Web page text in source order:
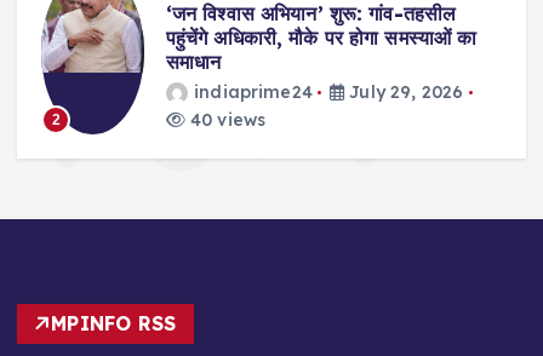
2
‘जन विश्वास अभियान’ शुरू: गांव-तहसील
पहुंचेंगे अधिकारी, मौके पर होगा समस्याओं का
समाधान
indiaprime24
July 29, 2026
40 views
MPINFO RSS